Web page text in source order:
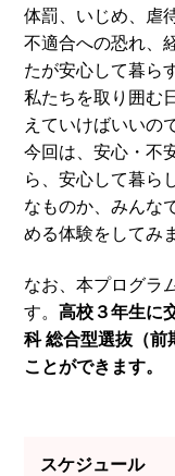
体罰、いじめ、虐
不適合への恐れ、
たが安心して暮ら
私たちを取り囲む
えていけばいいの
今回は、安心・不
ら、安心して暮ら
なものか、みんな
める体験をしてみ
なお、本プログラ
す。高校３年生に
科 総合型選抜（前
ことができます。
スケジュール